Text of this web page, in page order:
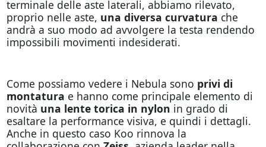
terminale delle aste laterali, abbiamo rilevato,
proprio nelle aste, una diversa curvatura che
andrà a suo modo ad avvolgere la testa rendendo
impossibili movimenti indesiderati.
Come possiamo vedere i Nebula sono privi di
montatura e hanno come principale elemento di
novità una lente torica in nylon in grado di
esaltare la performance visiva, e quindi i dettagli.
Anche in questo caso Koo rinnova la